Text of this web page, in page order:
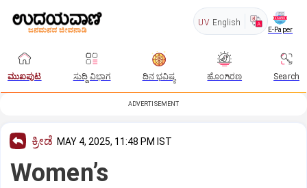
UV English
E-Paper
ಮುಖಪುಟ ಸುದ್ದಿ ವಿಭಾಗ ದಿನ ಭವಿಷ್ಯ ಹೊಂಗಿರಣ Search
ADVERTISEMENT
ಕ್ರೀಡೆ MAY 4, 2025, 11:48 PM IST
Women’s